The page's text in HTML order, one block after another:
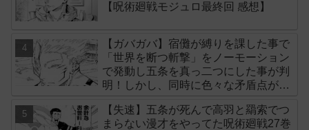
【呪術廻戦モジュロ最終回 感想】
【ガバガバ】宿儺が縛りを課した事で
「世界を断つ斬撃」をノーモーション
で発動し五条を真っ二つにした事が判
明！しかし、同時に色々な矛盾点が生
【失速】五条が死んで高羽と羂索でつ
まらない漫才をやってた呪術廻戦27巻